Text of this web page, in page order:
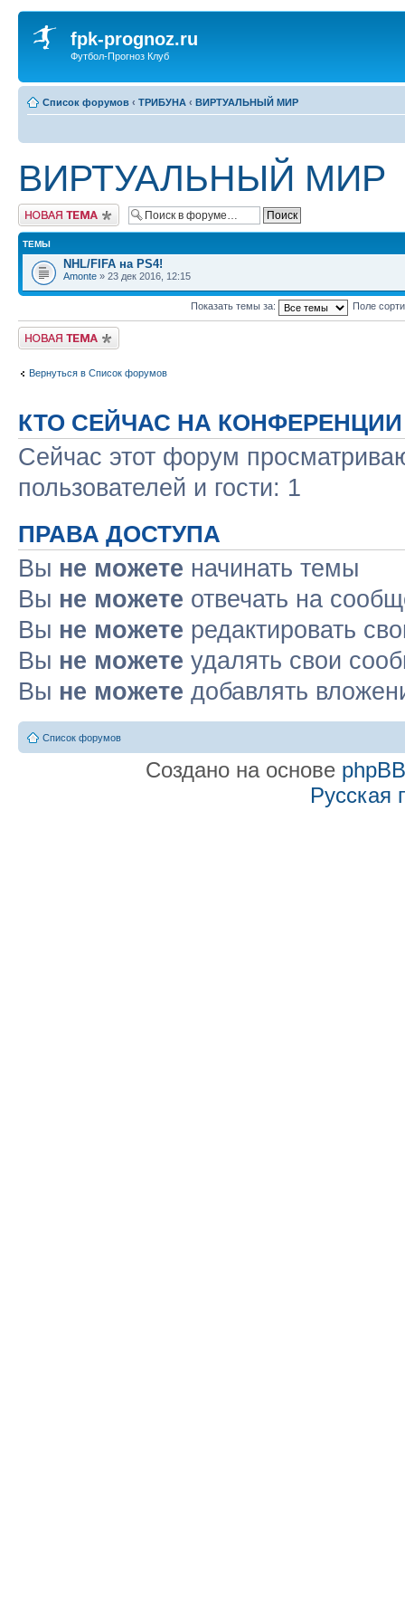
fpk-prognoz.ru
Футбол-Прогноз Клуб
Список форумов ‹ ТРИБУНА ‹ ВИРТУАЛЬНЫЙ МИР
ВИРТУАЛЬНЫЙ МИР
Новая тема
ТЕМЫ
NHL/FIFA на PS4!
Amonte » 23 дек 2016, 12:15
Показать темы за: Поле
Новая тема
Вернуться в Список форумов
КТО СЕЙЧАС НА КОНФЕРЕНЦИИ
Сейчас этот форум
пользователей и гости: 1
ПРАВА ДОСТУПА
Вы не можете начинать темы
Вы не можете отвечать на
Вы не можете редактировать
Вы не можете удалять свои
Вы не можете добавлять
Список форумов
Создано на основе phpBB
Русская